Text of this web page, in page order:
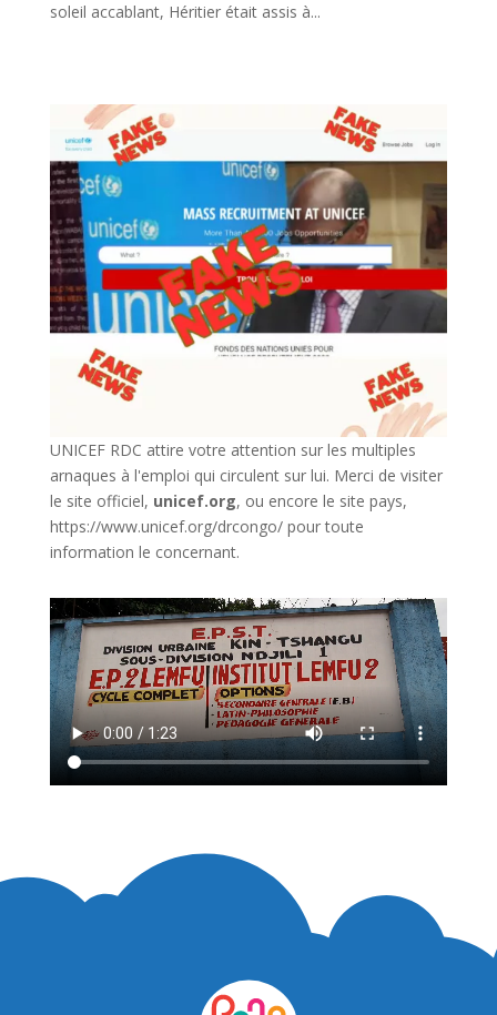
soleil accablant, Héritier était assis à...
UNICEF RDC attire votre attention sur les multiples
arnaques à l'emploi qui circulent sur lui. Merci de visiter
le site officiel, unicef.org, ou encore le site pays,
https://www.unicef.org/drcongo/pour toute
information le concernant.